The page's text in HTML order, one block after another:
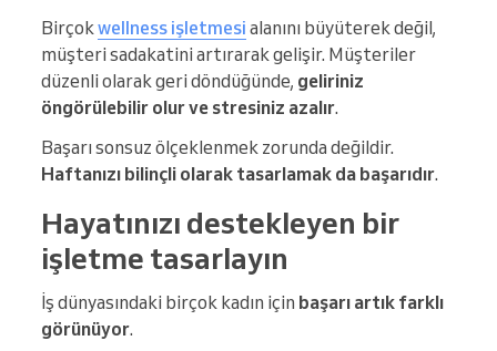
Birçok wellness işletmesi alanını büyüterek değil,
müşteri sadakatini artırarak gelişir. Müşteriler
düzenli olarak geri döndüğünde, geliriniz
öngörülebilir olur ve stresiniz azalır.
Başarı sonsuz ölçeklenmek zorunda değildir.
Haftanızı bilinçli olarak tasarlamak da başarıdır.
Hayatınızı destekleyen bir
işletme tasarlayın
İş dünyasındaki birçok kadın için başarı artık farklı
görünüyor.